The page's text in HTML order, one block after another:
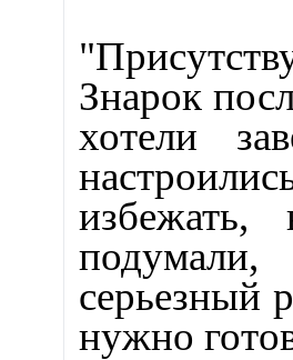
Знарок
хотели
серьезный
нужно